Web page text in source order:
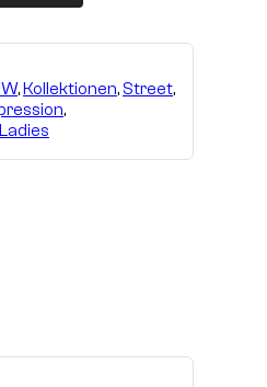
,Kollektionen,Street,
,
Ladies